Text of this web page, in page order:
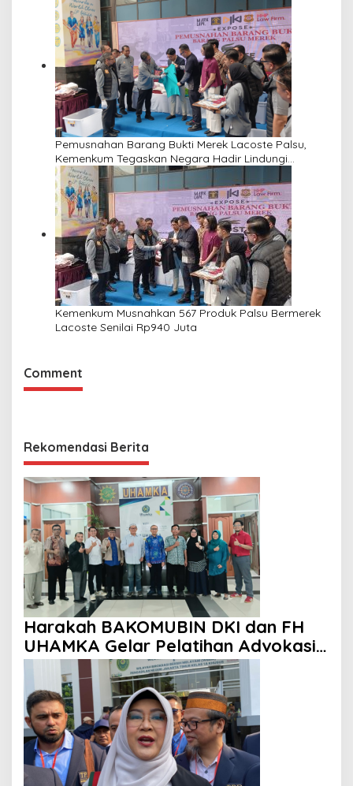
Pemusnahan Barang Bukti Merek Lacoste Palsu,
Kemenkum Tegaskan Negara Hadir Lindungi
Kekayaan Intelektual
Kemenkum Musnahkan 567 Produk Palsu Bermerek
Lacoste Senilai Rp940 Juta
Comment
Rekomendasi Berita
Harakah BAKOMUBIN DKI dan FH
UHAMKA Gelar Pelatihan Advokasi
dan Paralegal Berbasis Masyarakat